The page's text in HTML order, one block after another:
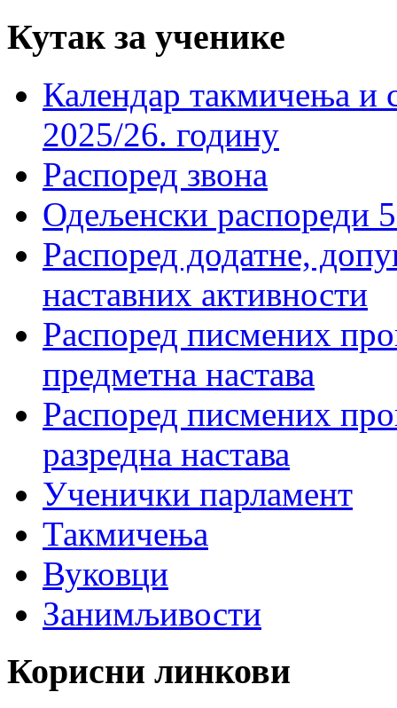
Кутак за ученике
Календар такмичења
2025/26. годину
Распоред звона
Одељенски распореди
Распоред додатне,
наставних активности
Распоред писмених
предметна настава
Распоред писмених
разредна настава
Ученички парламент
Такмичења
Вуковци
Занимљивости
Корисни линкови